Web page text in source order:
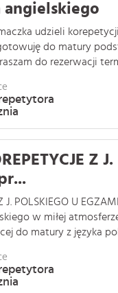
angielskiego
udzieli
do matury
do rezerwacji term
Z
J. POLSKIEGO U
w miłej
do matury z języka